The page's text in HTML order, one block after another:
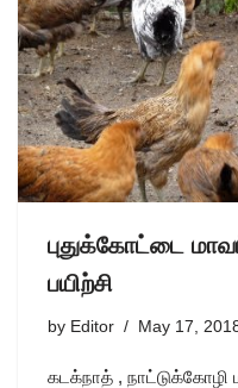
புதுக்கோட்டை
பயிற்சி
by Editor May 17,
கடக்நாத் , நாட்டுக்கோழி